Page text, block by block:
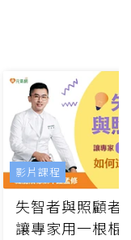
失智者與照顧者
讓專家用一根棍
影片課程